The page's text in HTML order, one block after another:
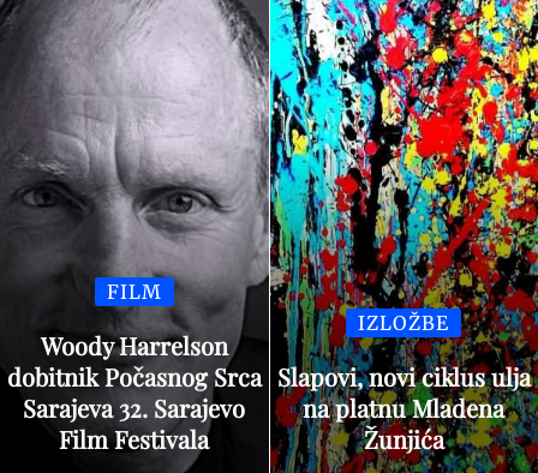
FILM
Woody Harrelson
dobitnik Počasnog Srca
Sarajeva 32. Sarajevo
Film Festivala
IZLOŽBE
Slapovi, novi ciklus ulja
na platnu Mladena
Žunjića